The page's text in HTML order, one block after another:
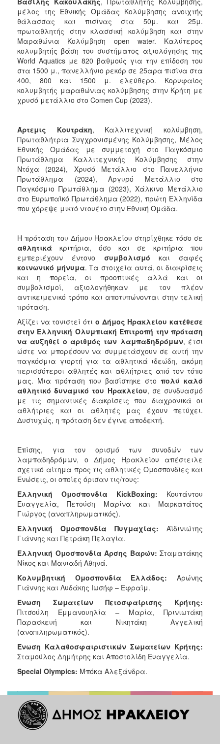
μέλος της Εθνικής Ομάδας Κολύμβησης ανοιχτής
θάλασσας και πισίνας στα 50μ. και 25μ.
πρωταθλητής στην κλασσική κολύμβηση και στην
Μαραθώνια Κολύμβηση open water. Καλύτερος
κολυμβητής βάση του συστήματος αξιολόγησης της
World Aquatics με 820 βαθμούς για την επίδοση του
στα 1500 μ., πανελλήνιο ρεκόρ σε 25αρα πισίνα στα
400, 800 και 1500 μ. ελεύθερο. Κορυφαίος
κολυμβητής μαραθώνιας κολύμβησης στην Κρήτη με
χρυσό μετάλλιο στο Comen Cup (2023).
Άρτεμις Κουτράκη, Καλλιτεχνική κολύμβηση,
Πρωταθλήτρια Συγχρονισμένης Κολύμβησης, Μέλος
Εθνικής Ομάδας με συμμετοχή στο Παγκόσμιο
Πρωτάθλημα Καλλιτεχνικής Κολύμβησης στην
Ντόχα (2024), Χρυσό Μετάλλιο στο Πανελλήνιο
Πρωτάθλημα (2024), Αργυρό Μετάλλιο στο
Παγκόσμιο Πρωτάθλημα (2023), Χάλκινο Μετάλλιο
στο Ευρωπαϊκό Πρωτάθλημα (2022), πρώτη Ελληνίδα
που χόρεψε μικτό ντουέτο στην Εθνική Ομάδα.
Η πρόταση του Δήμου Ηρακλείου στηρίχθηκε τόσο σε
αθλητικά κριτήρια, όσο και σε κριτήρια που
εμπεριέχουν έντονο συμβολισμό και σαφές
κοινωνικό μήνυμα. Τα στοιχεία αυτά, οι διακρίσεις
και η πορεία, οι προοπτικές αλλά και οι
συμβολισμοί, αξιολογήθηκαν με τον πλέον
αντικειμενικό τρόπο και αποτυπώνονται στην τελική
πρόταση.
Αξίζει να τονιστεί ότι ο Δήμος Ηρακλείου κατέθεσε
στην Ελληνική Ολυμπιακή Επιτροπή την πρόταση
να αυξηθεί ο αριθμός των λαμπαδηδρόμων, έτσι
ώστε να μπορέσουν να συμμετάσχουν σε αυτή την
παγκόσμια γιορτή για τα αθλητικά ιδεώδη, ακόμη
περισσότεροι αθλητές και αθλήτριες από τον τόπο
μας. Μια πρόταση που βασίστηκε στο πολύ καλό
αθλητικό δυναμικό του Ηρακλείου, σε συνδυασμό
με τις σημαντικές διακρίσεις που διαχρονικά οι
αθλήτριες και οι αθλητές μας έχουν πετύχει.
Δυστυχώς, η πρόταση δεν έγινε αποδεκτή.
Επίσης, για τον ορισμό των συνοδών των
λαμπαδηδρόμων, ο Δήμος Ηρακλείου απέστειλε
σχετικό αίτημα προς τις αθλητικές Ομοσπονδίες και
Ενώσεις, οι οποίες όρισαν τις/τους:
Ελληνική Ομοσπονδία KickBoxing: Κουτάντου
Ευαγγελία, Πετούση Μαρίνα και Μαρκατάτος
Γιώργος (αναπληρωματικός).
Ελληνική Ομοσπονδία Πυγμαχίας: Αϊδινιώτης
Γιάννης και Πετράκη Πελαγία.
Ελληνική Ομοσπονδία Άρσης Βαρών: Σταματάκης
Νίκος και Μανιαδή Αθηνά.
Κολυμβητική Ομοσπονδία Ελλάδος: Αρώνης
Γιάννης και Λυδάκης Ιωσήφ – Εφραίμ.
Ένωση Σωματείων Πετοσφαίρισης Κρήτης:
Πιτσούλη Εμμανουηλία – Μαρία, Πρινιωτάκη
Παρασκευή και Νικητάκη Αγγελική
(αναπληρωματικός).
Ένωση Καλαθοσφαιριστικών Σωματείων Κρήτης:
Σταμούλος Δημήτρης και Αποστολίδη Ευαγγελία.
Special Olympics: Μπόκα Αλεξάνδρα.